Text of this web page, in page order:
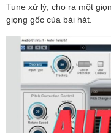
Tune xử lý, cho ra một
giọng gốc của bài hát.